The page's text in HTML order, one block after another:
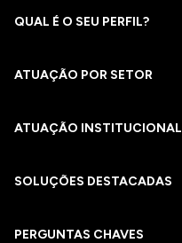
QUAL É O SEU PERFIL?
ATUAÇÃO POR SETOR
ATUAÇÃO INSTITUCIONAL
SOLUÇÕES DESTACADAS
PERGUNTAS CHAVES​